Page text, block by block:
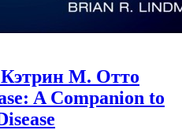
М. Отто
A Companion to